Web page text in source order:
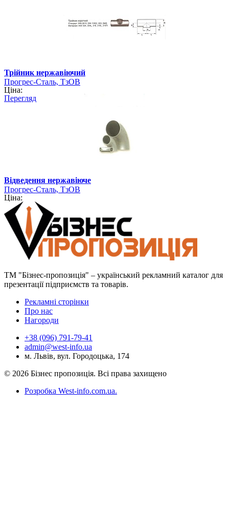
Трійник нержавіючий
Прогрес-Сталь, ТзОВ
Ціна:
Перегляд
Відведення нержавіюче
Прогрес-Сталь, ТзОВ
Ціна:
ТМ "Бізнес-пропозиція" – український рекламний каталог для
презентації підприємств та товарів.
Рекламні сторінки
Про нас
Нагороди
+38 (096) 791-79-41
admin@west-info.ua
м. Львів, вул. Городоцька, 174
© 2026 Бізнес пропозиція. Всі права захищено
Розробка West-info.com.ua.